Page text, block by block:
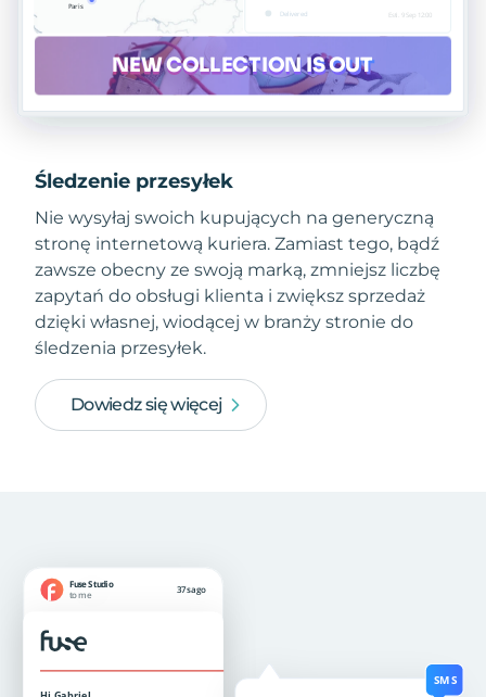
Śledzenie przesyłek
Nie wysyłaj swoich kupujących na generyczną
stronę internetową kuriera. Zamiast tego, bądź
zawsze obecny ze swoją marką, zmniejsz liczbę
zapytań do obsługi klienta i zwiększ sprzedaż
dzięki własnej, wiodącej w branży stronie do
śledzenia przesyłek.
Dowiedz się więcej